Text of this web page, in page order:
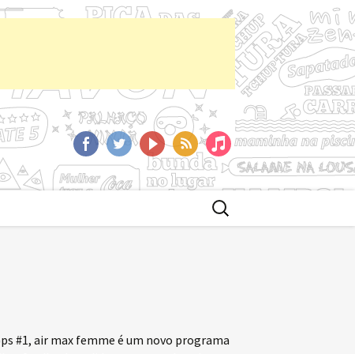
FacebookTwitterYoutTubeRSS iTunes
Buscar
por:
#1, air max femme é um novo programa